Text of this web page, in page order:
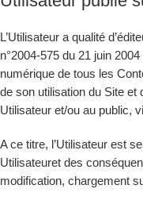
L’Utilisateur a qualité
n°2004-575 du 21 juin
numérique de tous les
de son utilisation du Site
Utilisateur et/ou au public,
A ce titre, l’Utilisateur est
Utilisateuret des
modification, chargement